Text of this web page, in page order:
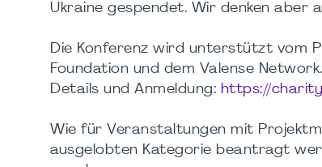
Ukraine gespendet. Wir denken aber
Die Konferenz wird unterstützt vom
Foundation und dem Valense Network.
Details und Anmeldung: https://
Wie für Veranstaltungen mit
ausgelobten Kategorie beantragt